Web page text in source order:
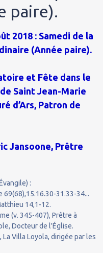
paire).
2018 : Samedi de la
(Année paire).
et Fête dans le
Saint Jean-Marie
d’Ars, Patron de
Jansoone, Prêtre
:
69(68),15.16.30-31.33-34...
14,1-12.
(v. 345-407), Prêtre à
Docteur de l'Église.
Villa Loyola, dirigée par les